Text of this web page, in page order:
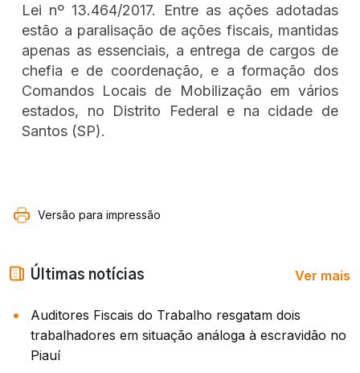
Lei nº 13.464/2017. Entre as ações adotadas
estão a paralisação de ações fiscais, mantidas
apenas as essenciais, a entrega de cargos de
chefia e de coordenação, e a formação dos
Comandos Locais de Mobilização em vários
estados, no Distrito Federal e na cidade de
Santos (SP).
Versão para impressão
Últimas notícias Ver mais
Auditores Fiscais do Trabalho resgatam dois
trabalhadores em situação análoga à escravidão no
Piauí